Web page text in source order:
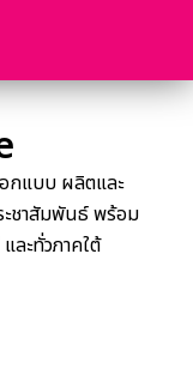
กแบบ ผลิตและ
ชาสัมพันธ์ พร้อม
ละทั่วภาคใต้